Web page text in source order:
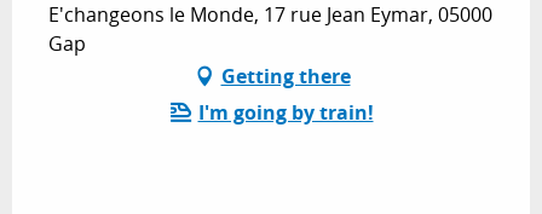
E'changeons le Monde, 17 rue Jean Eymar, 05000
Gap
Getting there
I'm going by train!